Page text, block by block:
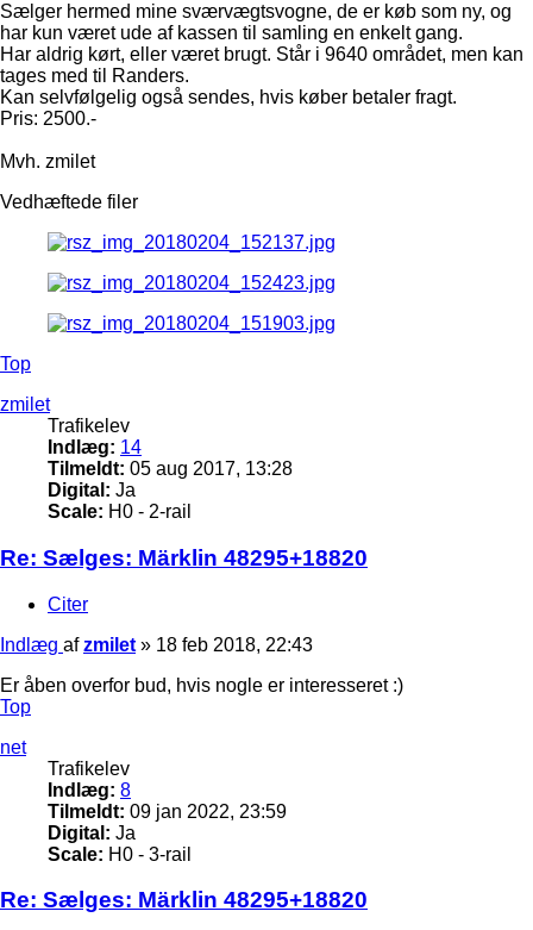
Sælger hermed mine sværvægtsvogne, de er køb som ny, og
har kun været ude af kassen til samling en enkelt gang.
Har aldrig kørt, eller været brugt. Står i 9640 området, men kan
tages med til Randers.
Kan selvfølgelig også sendes, hvis køber betaler fragt.
Pris: 2500.-
Mvh. zmilet
Vedhæftede filer
Top
zmilet
Trafikelev
Indlæg: 14
Tilmeldt: 05 aug 2017, 13:28
Digital: Ja
Scale: H0 - 2-rail
Re: Sælges: Märklin 48295+18820
Citer
Indlæg afzmilet » 18 feb 2018, 22:43
Er åben overfor bud, hvis nogle er interesseret :)
Top
net
Trafikelev
Indlæg: 8
Tilmeldt: 09 jan 2022, 23:59
Digital: Ja
Scale: H0 - 3-rail
Re: Sælges: Märklin 48295+18820